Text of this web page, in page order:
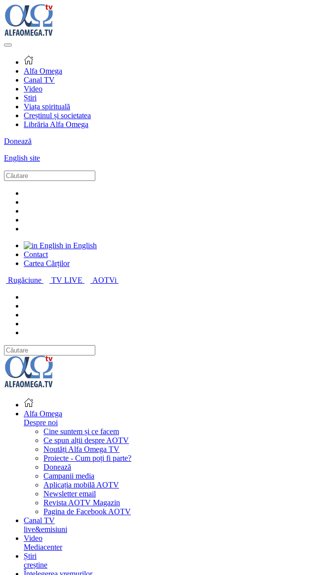
Alfa Omega
Canal TV
Video
Știri
Viața spirituală
Creștinul și societatea
Librăria Alfa Omega
Donează
English site
in English
Contact
Cartea Cărților
Rugăciune
TV LIVE AOTVi
Alfa Omega
Despre noi
Cine suntem și ce facem
Ce spun alții despre AOTV
Noutăți Alfa Omega TV
Proiecte - Cum poți fi parte?
Donează
Campanii media
Aplicația mobilă AOTV
Newsletter email
Revista AOTV Magazin
Pagina de Facebook AOTV
Canal TV
live&emisiuni
Video
Mediacenter
Știri
creștine